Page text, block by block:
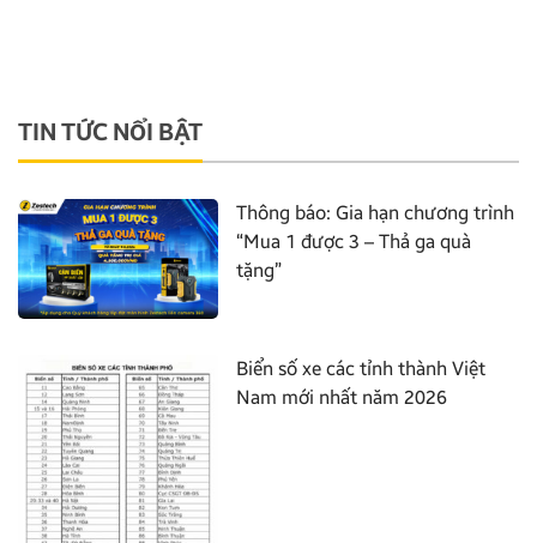
TIN TỨC NỔI BẬT
Thông báo: Gia hạn chương trình
“Mua 1 được 3 – Thả ga quà
tặng”
Biển số xe các tỉnh thành Việt
Nam mới nhất năm 2026